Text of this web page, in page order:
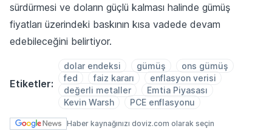
sürdürmesi ve doların güçlü kalması halinde gümüş
fiyatları üzerindeki baskının kısa vadede devam
edebileceğini belirtiyor.
Etiketler:
dolar endeksi gümüş
ons gümüş
fed
faiz kararı
enflasyon verisi
değerli metaller
Emtia Piyasası
Kevin Warsh
PCE enflasyonu
Haber kaynağınızı doviz.com olarak seçin